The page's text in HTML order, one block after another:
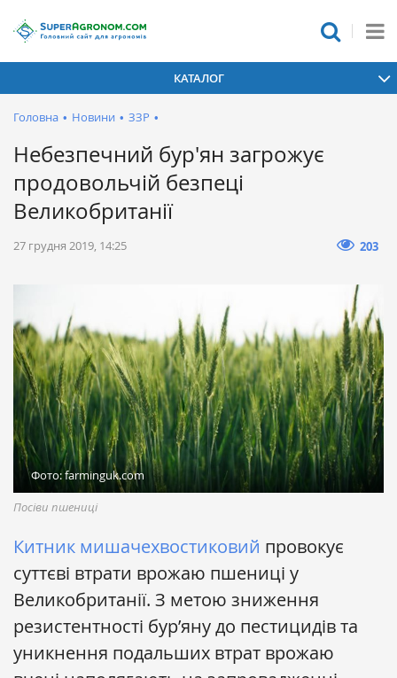
КАТАЛОГ
Головна • Новини • ЗЗР •
Небезпечний бур'ян загрожує
продовольчій безпеці
Великобританії
27 грудня 2019, 14:25 203
Фото: farminguk.com
Посіви пшениці
Китник мишачехвостиковий провокує
суттєві втрати врожаю пшениці у
Великобританії. З метою зниження
резистентності бур’яну до пестицидів та
уникнення подальших втрат врожаю